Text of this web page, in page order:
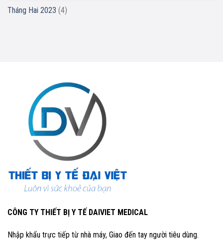
Tháng Hai 2023 (4)
CÔNG TY THIẾT BỊ Y TẾ DAIVIET MEDICAL
Nhập khẩu trực tiếp từ nhà máy, Giao đến tay người tiêu dùng.